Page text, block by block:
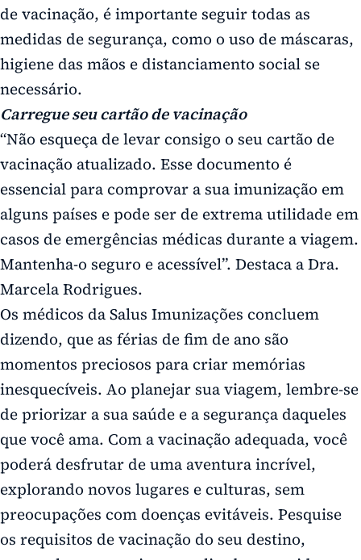
de vacinação, é importante seguir todas as
medidas de segurança, como o uso de máscaras,
higiene das mãos e distanciamento social se
necessário.
Carregue seu cartão de vacinação
“Não esqueça de levar consigo o seu cartão de
vacinação atualizado. Esse documento é
essencial para comprovar a sua imunização em
alguns países e pode ser de extrema utilidade em
casos de emergências médicas durante a viagem.
Mantenha-o seguro e acessível”. Destaca a Dra.
Marcela Rodrigues.
Os médicos da Salus Imunizações concluem
dizendo, que as férias de fim de ano são
momentos preciosos para criar memórias
inesquecíveis. Ao planejar sua viagem, lembre-se
de priorizar a sua saúde e a segurança daqueles
que você ama. Com a vacinação adequada, você
poderá desfrutar de uma aventura incrível,
explorando novos lugares e culturas, sem
preocupações com doenças evitáveis. Pesquise
os requisitos de vacinação do seu destino,